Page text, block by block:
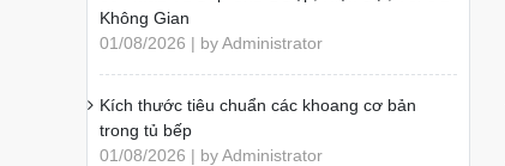
Không Gian
01/08/2026 | by Administrator
Kích thước tiêu chuẩn các khoang cơ bản
trong tủ bếp
01/08/2026 | by Administrator